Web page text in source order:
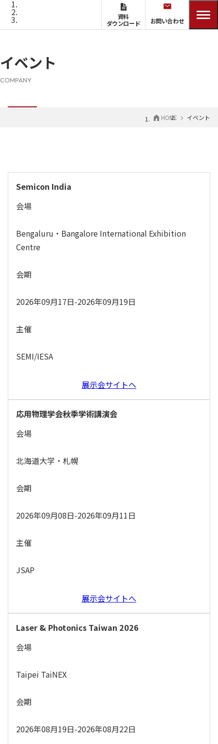
資料
ダウンロード
お問い合わせ
イベント
COMPANY
HOME イベント
Semicon India
会場
Bengaluru・Bangalore International Exhibition
Centre
会期
2026年09月17日-2026年09月19日
主催
SEMI/IESA
展示会サイトへ
応用物理学会秋季学術講演会
会場
北海道大学・札幌
会期
2026年09月08日-2026年09月11日
主催
JSAP
展示会サイトへ
Laser & Photonics Taiwan 2026
会場
Taipei TaiNEX
会期
2026年08月19日-2026年08月22日